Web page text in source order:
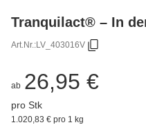
Tranquilact® – In
Art.Nr.:LV_403016V
ab 26,95 €
pro Stk
1.020,83 € pro 1 kg